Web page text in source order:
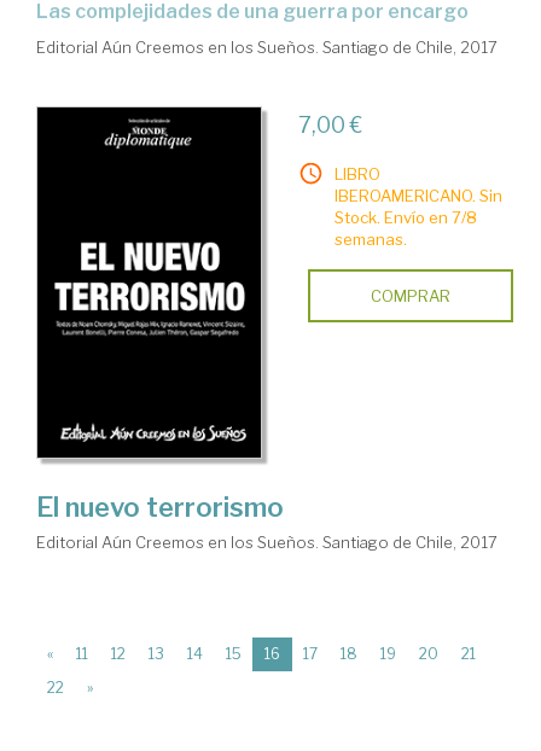
las complejidades de una guerra por encargo
Editorial Aún Creemos en los Sueños. Santiago de Chile, 2017
7,00 €
LIBRO
IBEROAMERICANO. Sin
Stock. Envío en 7/8
semanas.
COMPRAR
El nuevo terrorismo
Editorial Aún Creemos en los Sueños. Santiago de Chile, 2017
« 11 12 13 14 15 16 (current)
17 18 19 20
21
22
»